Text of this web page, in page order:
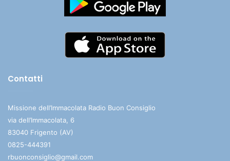
Contatti
Missione dell’Immacolata Radio Buon Consiglio
via dell’Immacolata, 6
83040 Frigento (AV)
0825-444391
rbuonconsiglio@gmail.com